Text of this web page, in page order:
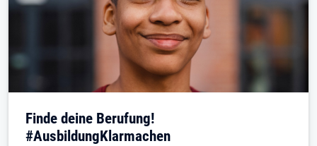
Finde deine Berufung!
#AusbildungKlarmachen